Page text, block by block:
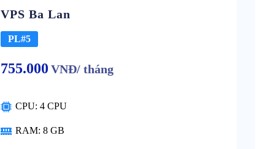
VPS Ba Lan
PL#5
755.000 VNĐ/ tháng
CPU: 4 CPU
RAM: 8 GB